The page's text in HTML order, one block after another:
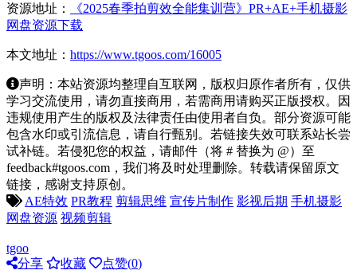
资源地址：
《2025春季拍剪效全能集训营》PR+AE+手机摄影
网盘资源下载
本文地址： https://www.tgoos.com/16005
声明：本站资源均整理自互联网，版权归原作者所有，仅供
学习交流使用，请勿直接商用，若需商用请购买正版授权。因
违规使用产生的版权及法律责任由使用者自负。部分资源可能
包含水印或引流信息，请自行甄别。若链接失效可联系站长尝
试补链。若侵犯您的权益，请邮件（将 # 替换为 @）至
feedback#tgoos.com，我们将及时处理删除。转载请保留原文
链接，感谢支持原创。
AE特效 PR教程 剪辑思维 宣传片制作 影视后期 手机摄影
网盘资源 视频剪辑
tgoo
分享
收藏 点赞(0)